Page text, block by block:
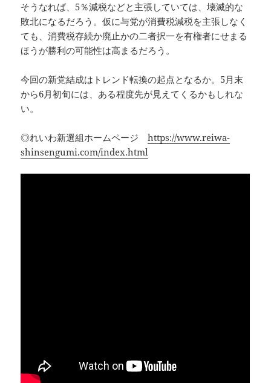
そうなれば、5％減税などと主張していては、壊滅的な
敗北になるだろう。仮に与党が消費税減税を主張しなく
ても、消費税存続か廃止かの二者択一を有権者にせまる
ほうが勝利の可能性は高まるだろう。
今回の新党結成はトレンド転換の起点となるか。5月末
から6月初旬には、ある程度先が見えてくるかもしれな
い。
◎れいわ新選組ホームページhttps://www.reiwa-
shinsengumi.com/index.html